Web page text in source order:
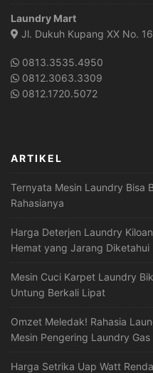
Laundry Mart
Jl. Dukuh Kupang XX No.
0813.3535.4950
0812.3063.3309
0812.1720.5072
ARTIKEL
Ternyata Mesin Laundry Bisa
Rahasianya
Harga Deterjen Laundry
Hemat yang Jarang Diketahui
Mesin Cuci Karpet Laundry
Untung Berkali Lipat
Omzet Meledak! Rahasia
Mesin Pengering Laundry Gas
Harga Setrika Uap Watt